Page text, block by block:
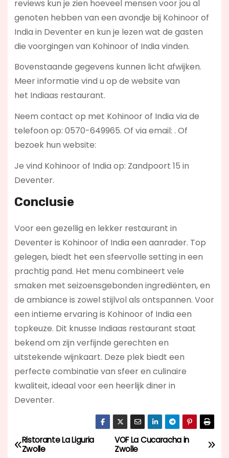
reviews kun je zien hoeveel mensen voor jou al
genoten hebben van een avondje bij Kohinoor of
India in Deventer en kun je lezen wat de gasten
die voorgingen van Kohinoor of India vinden.
Bovenstaande gegevens kunnen licht afwijken.
Meer informatie vind u op de website van
het Indiaas restaurant.
Neem contact op met Kohinoor of India via de
telefoon op: 0570-649965. Of via email: . Of
bezoek hun website:
Je vind Kohinoor of India op: Zandpoort 15 in
Deventer.
Conclusie
Voor een gezellig en lekker restaurant in
Deventer is Kohinoor of India een aanrader. Top
gelegen, biedt het een sfeervolle setting in een
prachtig pand. Het menu combineert vele
smaken met seizoensgebonden ingrediënten, en
de ambiance is zowel stijlvol als ontspannen. Voor
een intieme ervaring is Kohinoor of India een
topkeuze. Dit knusse Indiaas restaurant staat
bekend om zijn verfijnde gerechten en
uitstekende wijnkaart. Deze plek biedt een
perfecte combinatie van sfeer en culinaire
kwaliteit, ideaal voor een heerlijk diner in
Deventer.
B
VOF La Cucaracha in
Zwolle
Ristorante La Liguria
Zwolle